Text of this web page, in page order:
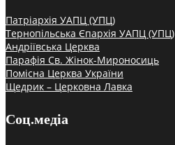
Патріархія УАПЦ (УПЦ)
Тернопільська Єпархія УАПЦ (УПЦ)
Андріївська Церква
Парафія Св. Жінок-Мироносиць
Помісна Церква України
Щедрик – Церковна Лавка
Соц.медіа